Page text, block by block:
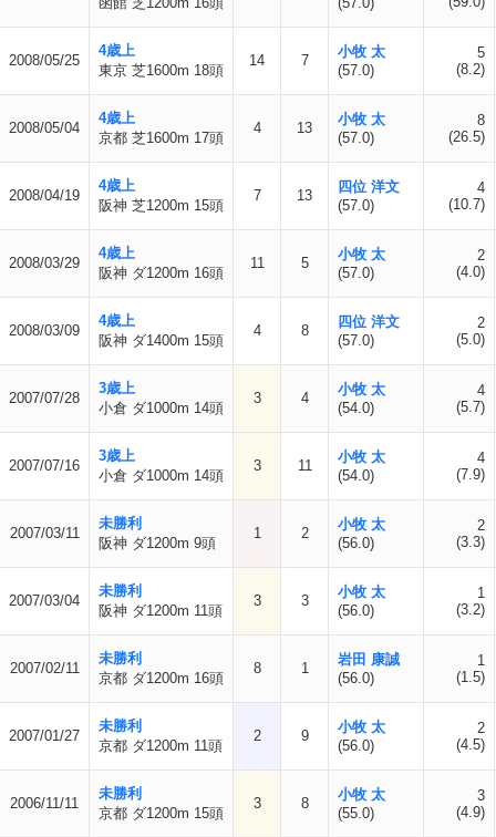
2008/05/25
4歳上
東京 芝1600m 18頭
14 7
小牧 太
(57.0)
5
(8.2)
2008/05/04
4歳上
京都 芝1600m 17頭
4 13
小牧 太
(57.0)
8
(26.5)
2008/04/19
4歳上
阪神 芝1200m 15頭
7 13
四位 洋文
(57.0)
4
(10.7)
2008/03/29
4歳上
阪神 ダ1200m 16頭
11 5
小牧 太
(57.0)
2
(4.0)
2008/03/09
4歳上
阪神 ダ1400m 15頭
4 8
四位 洋文
(57.0)
2
(5.0)
2007/07/28
3歳上
小倉 ダ1000m 14頭
3 4
小牧 太
(54.0)
4
(5.7)
2007/07/16
3歳上
小倉 ダ1000m 14頭
3 11
小牧 太
(54.0)
4
(7.9)
2007/03/11
未勝利
阪神 ダ1200m 9頭
1 2
小牧 太
(56.0)
2
(3.3)
2007/03/04
未勝利
阪神 ダ1200m 11頭
3 3
小牧 太
(56.0)
1
(3.2)
2007/02/11
未勝利
京都 ダ1200m 16頭
8 1
岩田 康誠
(56.0)
1
(1.5)
2007/01/27
未勝利
京都 ダ1200m 11頭
2 9
小牧 太
(56.0)
2
(4.5)
2006/11/11
未勝利
京都 ダ1200m 15頭
3 8
小牧 太
(55.0)
3
(4.9)